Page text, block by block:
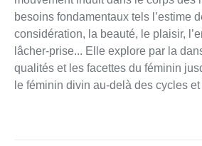
besoins fondamentaux tels l’estime
considération, la beauté, le plaisir,
lâcher-prise... Elle explore par la
qualités et les facettes du féminin
le féminin divin au-delà des cycles